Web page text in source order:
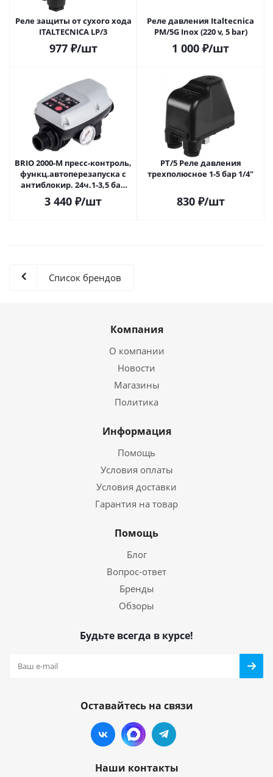
Реле защиты от сухого хода
ITALTECNICA LP/3
977₽/шт
Реле давления Italtecnica
PM/5G Inox (220 v, 5 bar)
1 000 ₽/шт
BRIO 2000-M пресс-контроль,
функц.автоперезапуска с
антиблокир. 24ч.1-3,5 бар
230V
3 440 ₽/шт
PT/5 Реле давления
трехполюсное 1-5 бар 1/4"
830₽/шт
Список брендов
Компания
О компании
Новости
Магазины
Политика
Информация
Помощь
Условия оплаты
Условия доставки
Гарантия на товар
Помощь
Блог
Вопрос-ответ
Бренды
Обзоры
Будьте всегда в курсе!
Оставайтесь на связи
Наши контакты